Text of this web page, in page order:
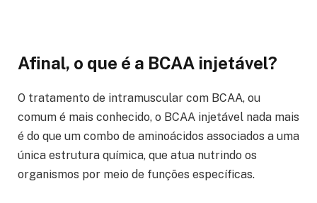
Afinal, o que é a BCAA injetável?
O tratamento de intramuscular com BCAA, ou
comum é mais conhecido, o BCAA injetável nada mais
é do que um combo de aminoácidos associados a uma
única estrutura química, que atua nutrindo os
organismos por meio de funções específicas.